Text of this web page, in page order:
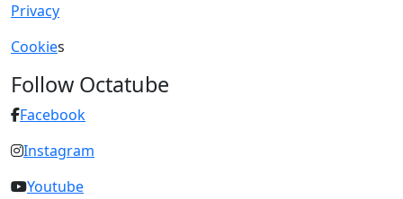
Privacy
Cookies
Follow Octatube
Facebook
Instagram
Youtube